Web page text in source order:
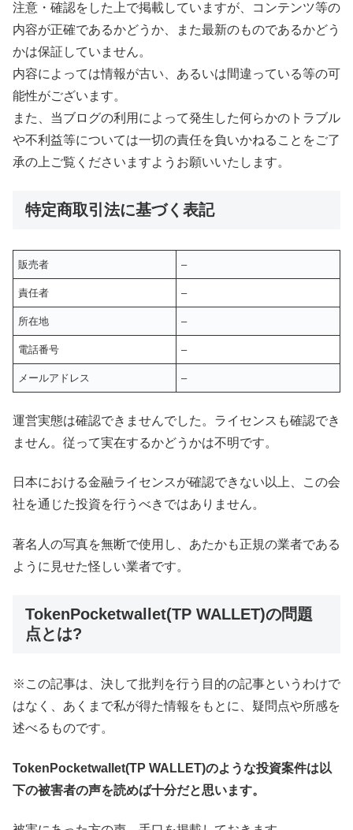
注意・確認をした上で掲載していますが、コンテンツ等の
内容が正確であるかどうか、また最新のものであるかどう
かは保証していません。
内容によっては情報が古い、あるいは間違っている等の可
能性がございます。
また、当ブログの利用によって発生した何らかのトラブル
や不利益等については一切の責任を負いかねることをご了
承の上ご覧くださいますようお願いいたします。
特定商取引法に基づく表記
販売者 –
責任者 –
所在地 –
電話番号 –
メールアドレス –
運営実態は確認できませんでした。ライセンスも確認でき
ません。従って実在するかどうかは不明です。
日本における金融ライセンスが確認できない以上、この会
社を通じた投資を行うべきではありません。
著名人の写真を無断で使用し、あたかも正規の業者である
ように見せた怪しい業者です。
TokenPocketwallet(TP WALLET)の問題
点とは?
※この記事は、決して批判を行う目的の記事というわけで
はなく、あくまで私が得た情報をもとに、疑問点や所感を
述べるものです。
TokenPocketwallet(TP WALLET)のような投資案件は以
下の被害者の声を読めば十分だと思います。